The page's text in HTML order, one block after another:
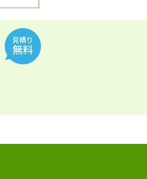
見積り
無料